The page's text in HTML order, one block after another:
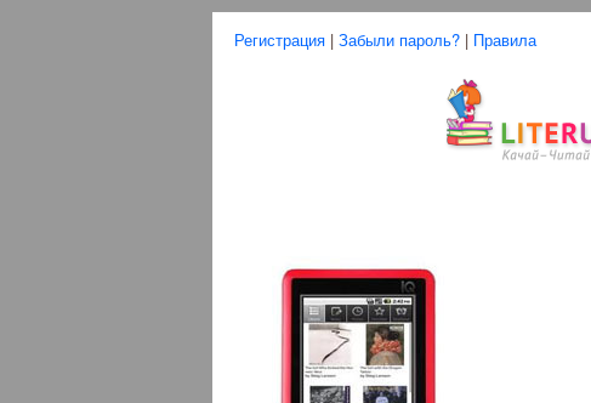
Регистрация| Забыли пароль?| Правила